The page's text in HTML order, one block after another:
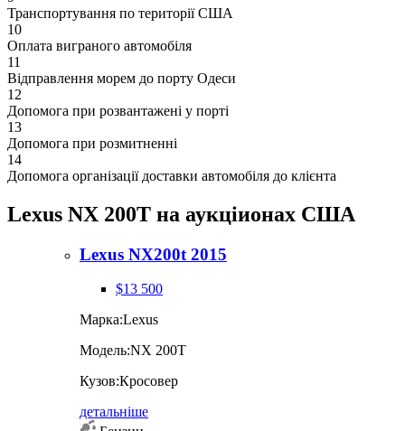
Транспортування по території США
10
Оплата виграного автомобіля
11
Відправлення морем до порту Одеси
12
Допомога при розвантажені у порті
13
Допомога при розмитненні
14
Допомога організації доставки автомобіля до клієнта
Lexus NX 200T на аукціионах США
Lexus NX200t 2015
$13 500
Марка:Lexus
Модель:NX 200T
Кузов:Кросовер
детальніше